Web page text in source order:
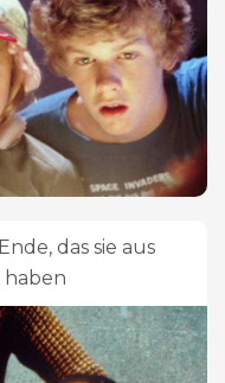
das sie aus
haben